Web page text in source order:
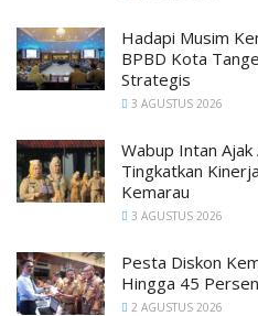
Hadapi Musim
BPBD Kota
Strategis
3 AGUSTUS 2026
Wabup Intan Ajak
Tingkatkan
Kemarau
3 AGUSTUS 2026
Pesta Diskon
Hingga 45 Persen
2 AGUSTUS 2026